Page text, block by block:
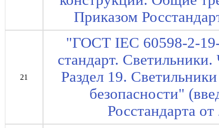
Приказом
21
"ГОСТ IEC 60598-2-
стандарт.
Раздел 19.
безопасности"
Росстандарта